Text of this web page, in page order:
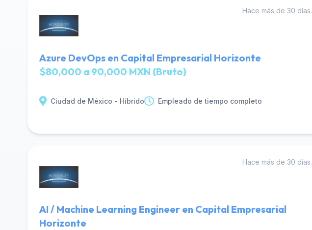
Hace más de 30 días.
Azure DevOps en Capital Empresarial Horizonte
$80,000 a 90,000 MXN (Bruto)
Ciudad de México - Híbrido Empleado de tiempo completo
Hace más de 30 días.
AI / Machine Learning Engineer en Capital Empresarial
Horizonte